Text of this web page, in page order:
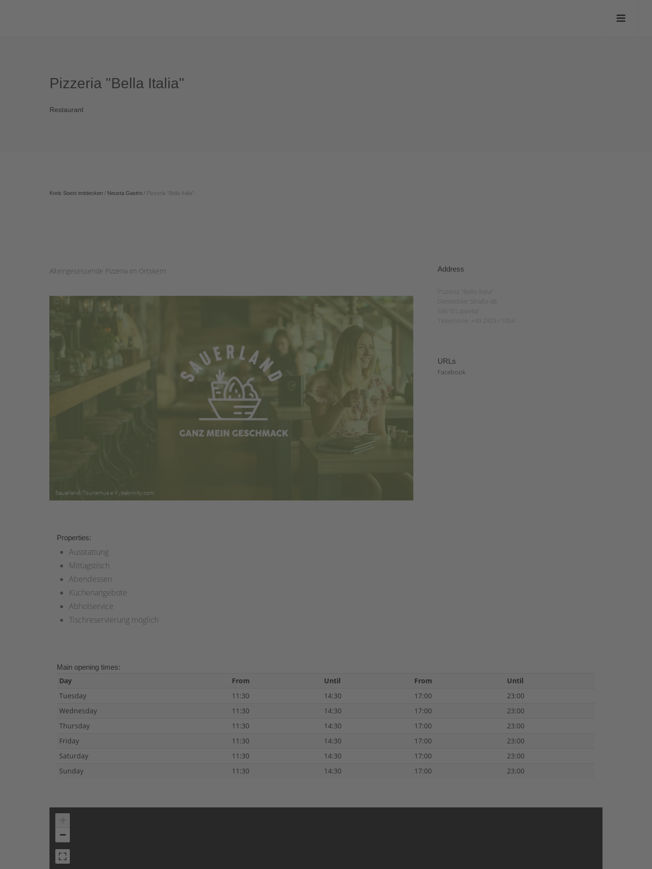
Pizzeria "Bella Italia"
Restaurant
Kreis Soest entdecken / Neusta Gastro / Pizzeria "Bella Italia"
Alteingesessende Pizzeria im Ortskern Address
Pizzeria "Bella Italia"
Diestedder Straße 48
59510 Lippetal
Telephone: +49 2923 / 1054
URLs
Facebook
Properties:
Ausstattung
Mittagstisch
Abendessen
Küchenangebote
Abholservice
Tischreservierung möglich
Main opening times:
Day From Until From
Until
Tuesday
11:30 14:30 17:00
23:00
Wednesday
11:30 14:30 17:00
23:00
Thursday
11:30 14:30 17:00
23:00
Friday
11:30 14:30 17:00
23:00
Saturday
11:30 14:30 17:00
23:00
Sunday
11:30 14:30 17:00 23:00
−